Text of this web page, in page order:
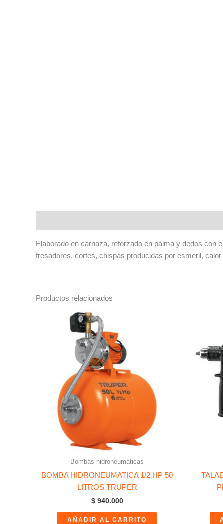
Elaborado en carnaza, reforzado en palma y dedos con
fresadores, cortes, chispas producidas por esmeril, calor
Productos relacionados
Bombas hidroneumáticas
BOMBA HIDRONEUMATICA 1/2 HP 50
LITROS TRUPER
$940.000
AÑADIR AL CARRITO